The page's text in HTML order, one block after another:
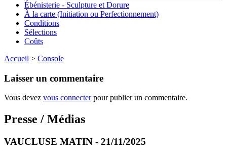
Ébénisterie - Sculpture et Dorure
À la carte (Initiation ou Perfectionnement)
Conditions
Sélections
Coûts
Accueil > Console
Laisser un commentaire
Vous devez vous connecterpour publier un commentaire.
Presse / Médias
VAUCLUSE MATIN - 21/11/2025